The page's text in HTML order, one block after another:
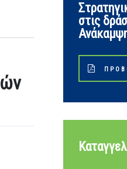
στις